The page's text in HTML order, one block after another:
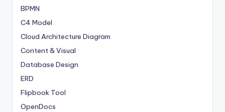
BPMN
C4 Model
Cloud Architecture Diagram
Content & Visual
Database Design
ERD
Flipbook Tool
OpenDocs